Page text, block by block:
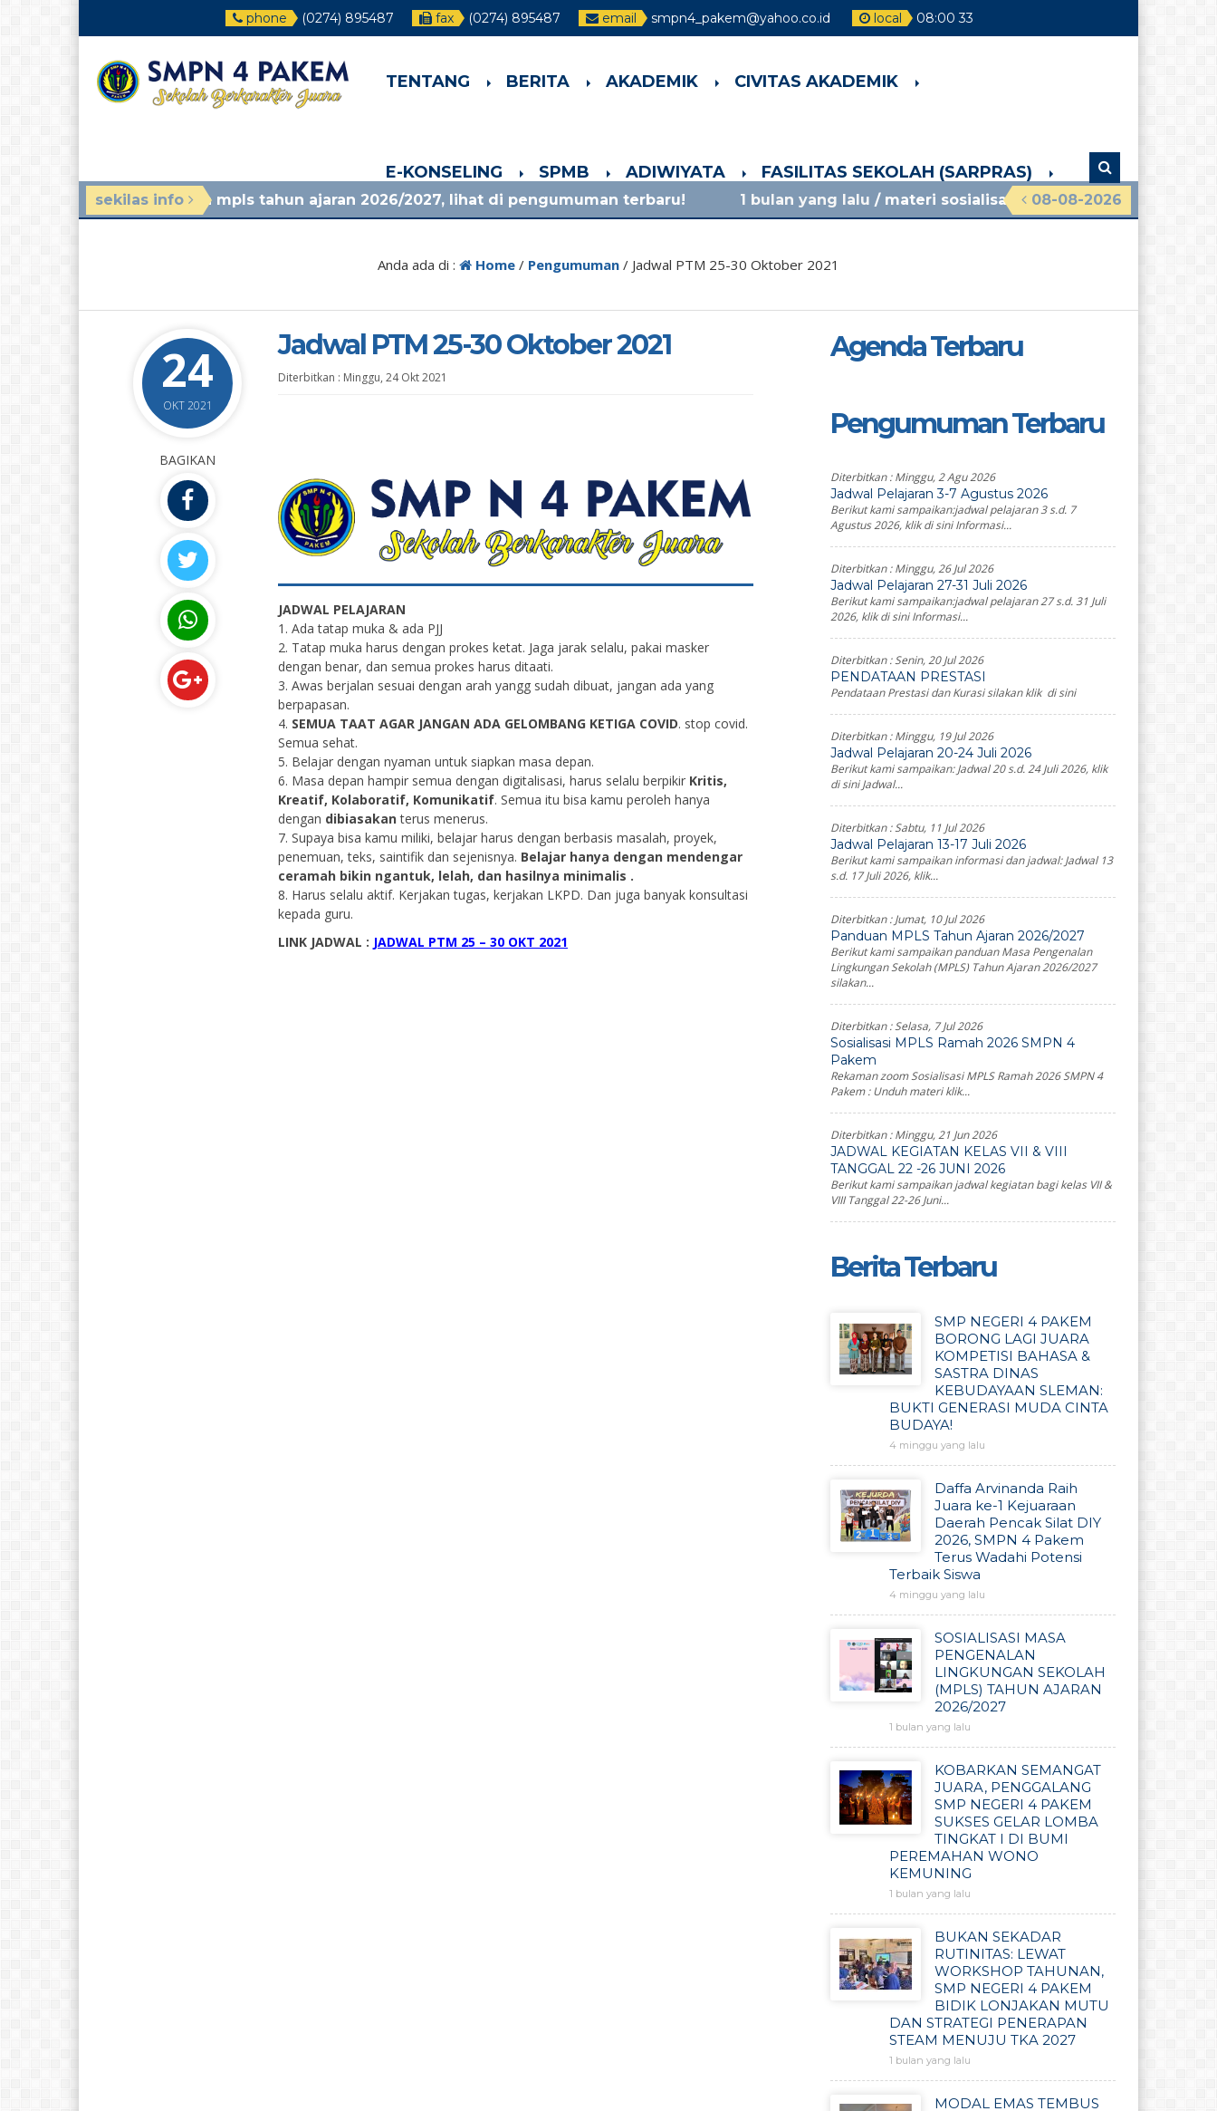
phone (0274) 895487 fax (0274) 895487 email smpn4_pakem@yahoo.co.id local 08:00 34
TENTANG BERITA AKADEMIK CIVITAS AKADEMIK
E-KONSELING SPMB ADIWIYATA FASILITAS SEKOLAH (SARPRAS)
sekilas info 08-08-2026
/ panduan mpls tahun ajaran 2026/2027, lihat di pengumuman terbaru! 1 bulan yang lalu/ materi sosialisasi mpls ramah 2026 smpn 4 pakem
Anda ada di : Home / Pengumuman / Jadwal PTM 25-30 Oktober 2021
24
OKT 2021
Jadwal PTM 25-30 Oktober 2021
Diterbitkan : Minggu, 24 Okt 2021
BAGIKAN
JADWAL PELAJARAN
1. Ada tatap muka & ada PJJ
2. Tatap muka harus dengan prokes ketat. Jaga jarak selalu, pakai masker
dengan benar, dan semua prokes harus ditaati.
3. Awas berjalan sesuai dengan arah yangg sudah dibuat, jangan ada yang
berpapasan.
4. SEMUA TAAT AGAR JANGAN ADA GELOMBANG KETIGA COVID. stop covid.
Semua sehat.
5. Belajar dengan nyaman untuk siapkan masa depan.
6. Masa depan hampir semua dengan digitalisasi, harus selalu berpikir Kritis,
Kreatif, Kolaboratif, Komunikatif. Semua itu bisa kamu peroleh hanya
dengan dibiasakanterus menerus.
7. Supaya bisa kamu miliki, belajar harus dengan berbasis masalah, proyek,
penemuan, teks, saintifik dan sejenisnya. Belajar hanya dengan mendengar
ceramah bikin ngantuk, lelah, dan hasilnya minimalis .
8. Harus selalu aktif. Kerjakan tugas, kerjakan LKPD. Dan juga banyak konsultasi
kepada guru.
LINK JADWAL : JADWAL PTM 25 – 30 OKT 2021
Agenda Terbaru
Pengumuman Terbaru
Diterbitkan :Minggu, 2 Agu 2026
Jadwal Pelajaran 3-7 Agustus 2026
Berikut kami sampaikan:jadwal pelajaran 3 s.d. 7
Agustus 2026, klik di sini Informasi...
Diterbitkan :Minggu, 26 Jul 2026
Jadwal Pelajaran 27-31 Juli 2026
Berikut kami sampaikan:jadwal pelajaran 27 s.d. 31 Juli
2026, klik di sini Informasi...
Diterbitkan :Senin, 20 Jul 2026
PENDATAAN PRESTASI
Pendataan Prestasi dan Kurasi silakan klik di sini
Diterbitkan :Minggu, 19 Jul 2026
Jadwal Pelajaran 20-24 Juli 2026
Berikut kami sampaikan: Jadwal 20 s.d. 24 Juli 2026, klik
di sini Jadwal...
Diterbitkan :Sabtu, 11 Jul 2026
Jadwal Pelajaran 13-17 Juli 2026
Berikut kami sampaikan informasi dan jadwal: Jadwal 13
s.d. 17 Juli 2026, klik...
Diterbitkan :Jumat, 10 Jul 2026
Panduan MPLS Tahun Ajaran 2026/2027
Berikut kami sampaikan panduan Masa Pengenalan
Lingkungan Sekolah (MPLS) Tahun Ajaran 2026/2027
silakan...
Diterbitkan :Selasa, 7 Jul 2026
Sosialisasi MPLS Ramah 2026 SMPN 4
Pakem
Rekaman zoom Sosialisasi MPLS Ramah 2026 SMPN 4
Pakem : Unduh materi klik...
Diterbitkan :Minggu, 21 Jun 2026
JADWAL KEGIATAN KELAS VII & VIII
TANGGAL 22 -26 JUNI 2026
Berikut kami sampaikan jadwal kegiatan bagi kelas VII &
VIII Tanggal 22-26 Juni...
Berita Terbaru
SMP NEGERI 4 PAKEM
BORONG LAGI JUARA
KOMPETISI BAHASA &
SASTRA DINAS
KEBUDAYAAN SLEMAN:
BUKTI GENERASI MUDA CINTA
BUDAYA!
4 minggu yang lalu
Daffa Arvinanda Raih
Juara ke-1 Kejuaraan
Daerah Pencak Silat DIY
2026, SMPN 4 Pakem
Terus Wadahi Potensi
Terbaik Siswa
4 minggu yang lalu
SOSIALISASI MASA
PENGENALAN
LINGKUNGAN SEKOLAH
(MPLS) TAHUN AJARAN
2026/2027
1 bulan yang lalu
KOBARKAN SEMANGAT
JUARA, PENGGALANG
SMP NEGERI 4 PAKEM
SUKSES GELAR LOMBA
TINGKAT I DI BUMI
PEREMAHAN WONO
KEMUNING
1 bulan yang lalu
BUKAN SEKADAR
RUTINITAS: LEWAT
WORKSHOP TAHUNAN,
SMP NEGERI 4 PAKEM
BIDIK LONJAKAN MUTU
DAN STRATEGI PENERAPAN
STEAM MENUJU TKA 2027
1 bulan yang lalu
MODAL EMAS TEMBUS